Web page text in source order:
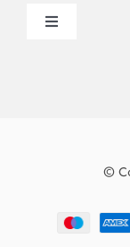
Navigatie
©